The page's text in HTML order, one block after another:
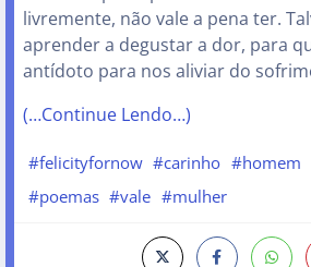
livremente, não vale a pena ter.
aprender a degustar a dor, para
antídoto para nos aliviar do
(…Continue Lendo…)
#felicityfornow #carinho #homem
#poemas #vale #mulher